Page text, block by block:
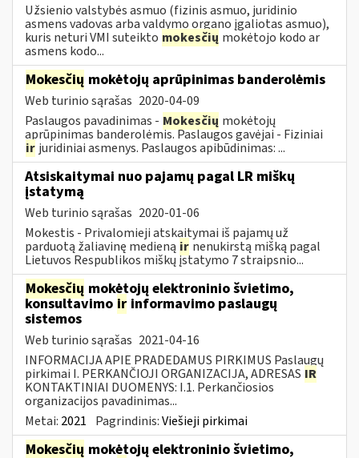
Užsienio valstybės asmuo (fizinis asmuo, juridinio
asmens vadovas arba valdymo organo įgaliotas asmuo),
kuris neturi VMI suteikto mokesčių mokėtojo kodo ar
asmens kodo...
Mokesčių mokėtojų aprūpinimas banderolėmis
Web turinio sąrašas 2020-04-09
Paslaugos pavadinimas - Mokesčių mokėtojų
aprūpinimas banderolėmis. Paslaugos gavėjai - Fiziniai
ir juridiniai asmenys. Paslaugos apibūdinimas: ...
Atsiskaitymai nuo pajamų pagal LR miškų
įstatymą
Web turinio sąrašas 2020-01-06
Mokestis - Privalomieji atskaitymai iš pajamų už
parduotą žaliavinę medieną ir nenukirstą mišką pagal
Lietuvos Respublikos miškų įstatymo 7 straipsnio...
Mokesčių mokėtojų elektroninio švietimo,
konsultavimo ir informavimo paslaugų
sistemos
Web turinio sąrašas 2021-04-16
INFORMACIJA APIE PRADEDAMUS PIRKIMUS Paslaugų
pirkimai I. PERKANČIOJI ORGANIZACIJA, ADRESAS IR
KONTAKTINIAI DUOMENYS: I.1. Perkančiosios
organizacijos pavadinimas...
Metai: 2021 Pagrindinis:Viešieji pirkimai
Mokesčių mokėtojų elektroninio švietimo,